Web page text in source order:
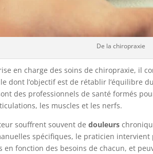
De la chiropraxie
en charge des soins de chiropraxie, il
dont l’objectif est de rétablir l’équilibre
des professionnels de santé formés
les muscles et les nerfs.
souffrent souvent de douleurs
spécifiques, le praticien
fonction des besoins de chacun, et